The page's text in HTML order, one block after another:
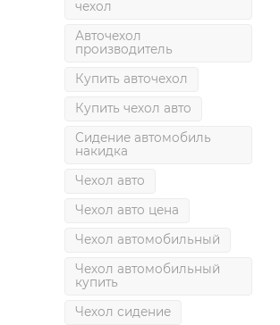
чехол
Авточехол
производитель
Купить авточехол
Купить чехол авто
Сидение автомобиль
накидка
Чехол авто
Чехол авто цена
Чехол автомобильный
Чехол автомобильный
купить
Чехол сидение